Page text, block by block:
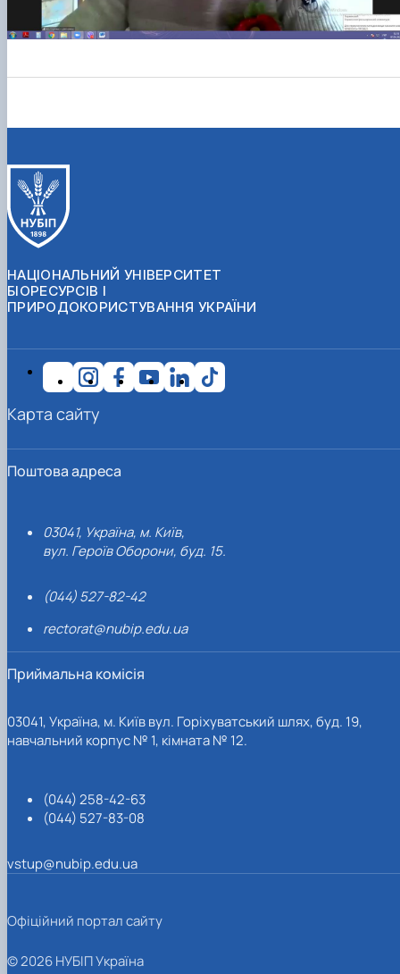
НАЦІОНАЛЬНИЙ УНІВЕРСИТЕТ
БІОРЕСУРСІВ І
ПРИРОДОКОРИСТУВАННЯ УКРАЇНИ
Поштова адреса
03041, Україна, м. Київ,
вул. Героїв Оборони, буд. 15.
(044) 527-82-42
rectorat@nubip.edu.ua
Приймальна комісія
03041, Україна, м. Київ вул. Горіхуватський шлях, буд. 19,
навчальний корпус № 1, кімната № 12.
(044) 258-42-63
(044) 527-83-08
vstup@nubip.edu.ua
Карта сайту
Офіційний портал сайту
© 2026 НУБІП Україна